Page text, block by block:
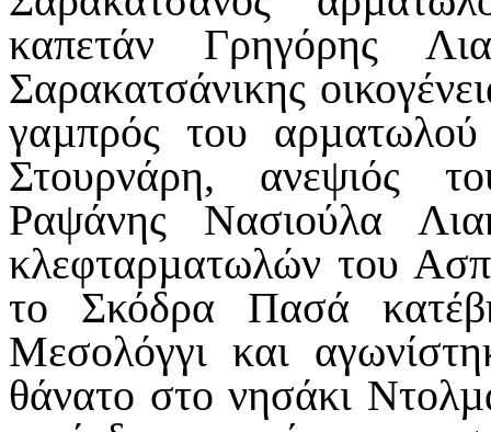
καπετάν Γρηγόρης
Σαρακατσάνικης
γαµπρός του
Στουρνάρη, ανεψιός
Ραψάνης Νασιούλα
κλεφταρµατωλών του
το Σκόδρα Πασά
Μεσολόγγι και
θάνατο στο νησάκι